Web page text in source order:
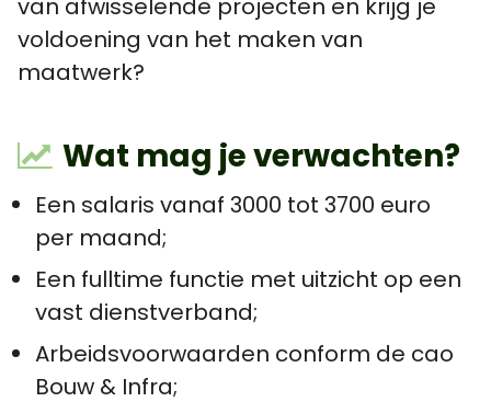
van afwisselende projecten en krijg je
voldoening van het maken van
maatwerk?
Wat mag je verwachten?
Een salaris vanaf 3000 tot 3700 euro
per maand;
Een fulltime functie met uitzicht op een
vast dienstverband;
Arbeidsvoorwaarden conform de cao
Bouw & Infra;